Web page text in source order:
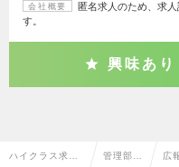
会社概要
匿名求人のため、求
す。
興味あり
ハイクラス求人 管理部門 広